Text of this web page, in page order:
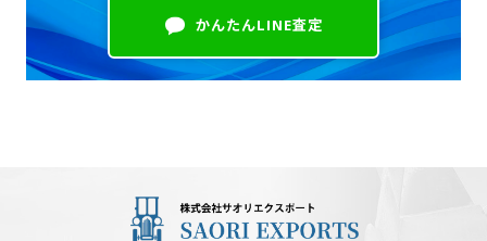
かんたんLINE査定